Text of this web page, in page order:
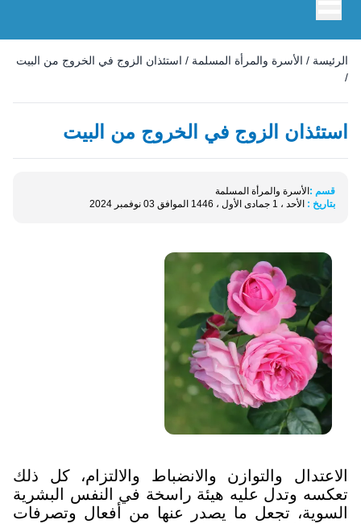
الرئيسة / الأسرة والمرأة المسلمة / استئذان الزوج في الخروج من البيت
/
استئذان الزوج في الخروج من البيت
قسم : الأسرة والمرأة المسلمة
بتاريخ : الأحد ، 1 جمادى الأول ، 1446 الموافق 03 نوفمبر 2024
الاعتدال والتوازن والانضباط والالتزام، كل ذلك
تعكسه وتدل عليه هيئة راسخة في النفس البشرية
السوية، تجعل ما يصدر عنها من أفعال وتصرفات